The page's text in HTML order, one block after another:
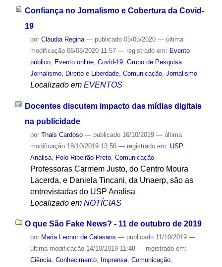
Confiança no Jornalismo e Cobertura da Covid-
19
por Cláudia Regina — publicado05/05/2020 — última
modificação06/08/2020 11:57 — registrado em: Evento
público, Evento online, Covid-19, Grupo de Pesquisa
Jornalismo, Direito e Liberdade, Comunicação, Jornalismo
Localizado em EVENTOS
Docentes discutem impacto das mídias digitais
na publicidade
por Thais Cardoso — publicado16/10/2019 — última
modificação18/10/2019 13:56 — registrado em: USP
Analisa, Polo Ribeirão Preto, Comunicação
Professoras Carmem Justo, do Centro Moura
Lacerda, e Daniela Tincani, da Unaerp, são as
entrevistadas do USP Analisa
Localizado em NOTÍCIAS
O que São Fake News? - 11 de outubro de 2019
por Maria Leonor de Calasans — publicado11/10/2019 —
última modificação14/10/2019 11:48 — registrado em:
Ciência, Conhecimento, Imprensa, Comunicação,